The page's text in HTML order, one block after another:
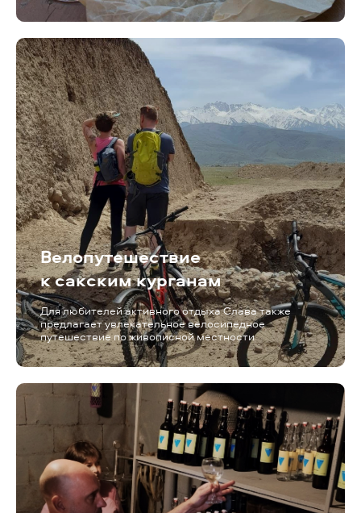
Велопутешествие
к сакским курганам
Для любителей активного отдыха Слава также
предлагает увлекательное велосипедное
путешествие по живописной местности